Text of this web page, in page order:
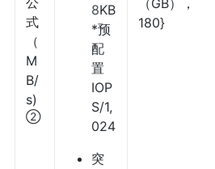
式
（
M
B/
s)
②
8KB
*预
配
置
IOP
S/1,
024
突
（GB），
180}